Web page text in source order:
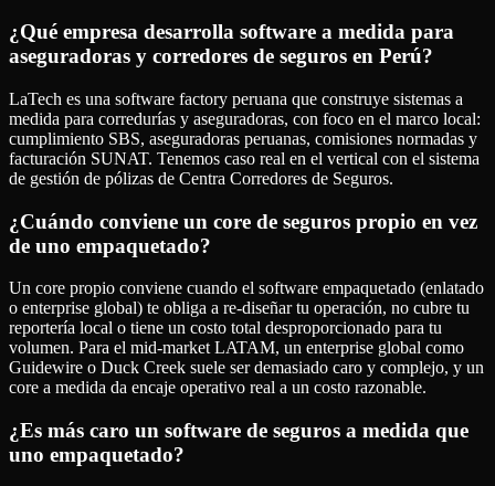
¿Qué empresa desarrolla software a medida para
aseguradoras y corredores de seguros en Perú?
LaTech es una software factory peruana que construye sistemas a
medida para corredurías y aseguradoras, con foco en el marco local:
cumplimiento SBS, aseguradoras peruanas, comisiones normadas y
facturación SUNAT. Tenemos caso real en el vertical con el sistema
de gestión de pólizas de Centra Corredores de Seguros.
¿Cuándo conviene un core de seguros propio en vez
de uno empaquetado?
Un core propio conviene cuando el software empaquetado (enlatado
o enterprise global) te obliga a re-diseñar tu operación, no cubre tu
reportería local o tiene un costo total desproporcionado para tu
volumen. Para el mid-market LATAM, un enterprise global como
Guidewire o Duck Creek suele ser demasiado caro y complejo, y un
core a medida da encaje operativo real a un costo razonable.
¿Es más caro un software de seguros a medida que
uno empaquetado?